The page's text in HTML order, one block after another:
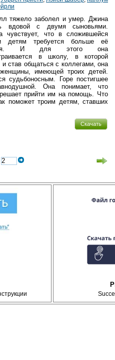
тяжело заболел и умер. Джина
вдовой с двумя сыновьями.
чувствует, что в сложившейся
детям требуется больше её
И для этого она
в школу, в которой
став общаться с коллегами, она
имеющей троих детей.
судьбоносным. Горе постигшее
Она понимает, что
прийти им на помощь. Что
поможет троим детям, ставших
Скачать